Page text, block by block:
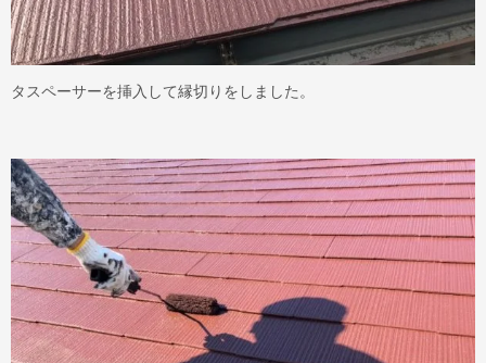
タスペーサーを挿入して縁切りをしました。